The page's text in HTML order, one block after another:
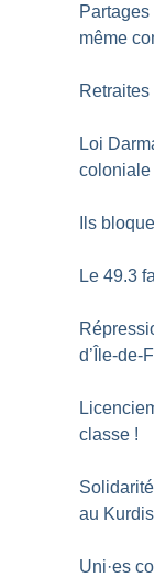
même
Loi
coloniale
Ils
Le 49.3
d’Île-de-
classe !
au
Uni·es